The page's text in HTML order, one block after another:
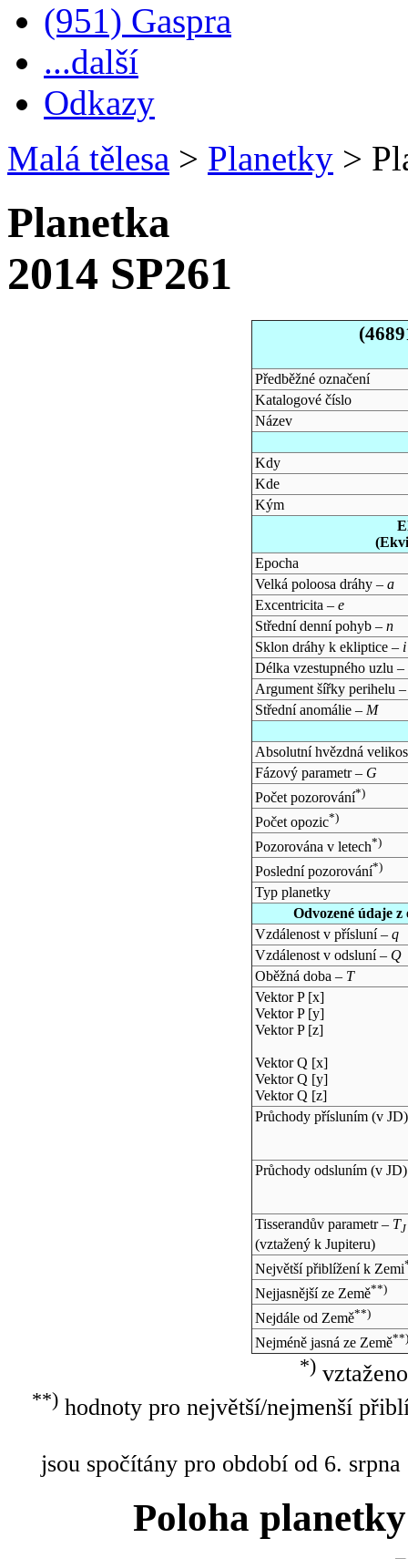
(951) Gaspra
...další
Odkazy
Malá tělesa > Planetky >
Planetka
2014 SP261
Předběžné označení
Katalogové číslo
Název
Kdy
Kde
Kým
Epocha
Velká poloosa dráhy – a
Excentricita – e
Střední denní pohyb – n
Sklon dráhy k ekliptice – i
Délka vzestupného uzlu –
Argument šířky perihelu
Střední anomálie – M
Absolutní hvězdná
Fázový parametr – G
Počet pozorování*)
Počet opozic*)
Pozorována v letech*)
Poslední pozorování*)
Typ planetky
Odvozené údaje
Vzdálenost v přísluní – q
Vzdálenost v odsluní – Q
Oběžná doba – T
Vektor P [x]
Vektor P [y]
Vektor P [z]
Vektor Q [x]
Vektor Q [y]
Vektor Q [z]
Průchody přísluním (v JD)
Průchody odsluním (v JD)
Tisserandův parametr – TJ
(vztažený k Jupiteru)
Největší přiblížení k Zemi
Nejjasnější ze Země**)
Nejdále od Země**)
Nejméně jasná ze Země**)
*)
**)hodnoty pro největší/nejmenší
jsou spočítány pro období od 6.
Poloha